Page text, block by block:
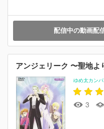
配信中の動画配
アンジェリーク 〜聖地よ
ゆめ太カンパ
3